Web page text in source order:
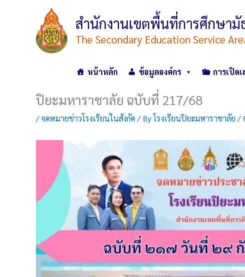
สำนักงานเขตพื้นที่การศึกษา
The Secondary Education Service
หน้าหลัก ข้อมูลองค์กร การเปิด
ปิยะมหาราชาลัย ฉบับที่ 217/68
/จดหมายข่าวโรงเรียนในสังกัด / Byโรงเรียนปิยะมหาราชาลัย /